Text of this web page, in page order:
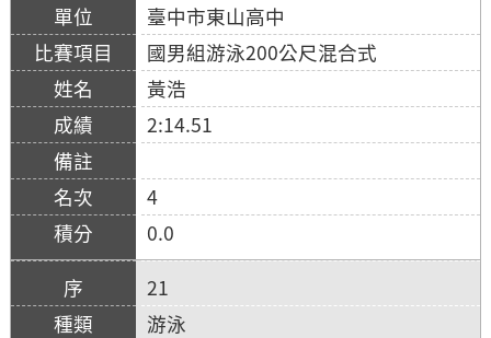
臺中市東山高中
國男組游泳200公尺混合式
黃浩
2:14.51
4
0.0
21
游泳